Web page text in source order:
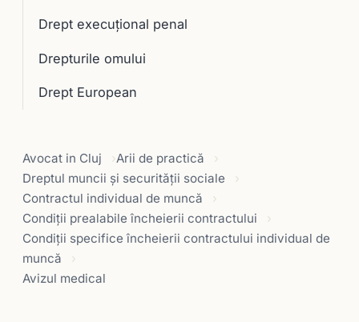
Drept execuţional penal
Drepturile omului
Drept European
Avocat in Cluj
Arii de practică
Dreptul muncii și securității sociale
Contractul individual de muncă
Condiţii prealabile încheierii contractului
Condiţii specifice încheierii contractului individual de
muncă
Avizul medical